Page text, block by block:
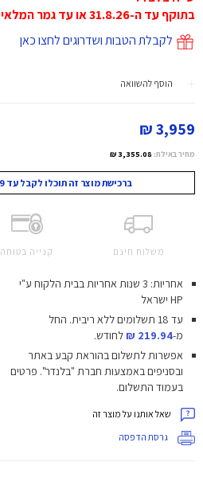
בתוקף עד ה-31.8.26 או עד גמר המלאי, המוקדם מביניהם!
לקבלת הטבות ושדרוגים לחצו כאן
הוסף להשוואה
3,959 ₪
מחיר באילת: 3,355.08 ₪
ברכישת מוצר זה תוכלו לקבל עד 3,959 נקודות מועדון!
משלוח חינם קנייה בטוחה
אחריות: 3 שנות אחריות בבית הלקוח ע"י
HP ישראל
עד 18 תשלומים ללא ריבית.
החל
מ-219.94 ₪
לחודש.
אפשרות לתשלום בהוראת קבע באתר
ובסניפים באמצעות חברת "בלנדר". פרטים
בעמוד התשלום.
שאל אותנו על מוצר זה
גרסת הדפסה